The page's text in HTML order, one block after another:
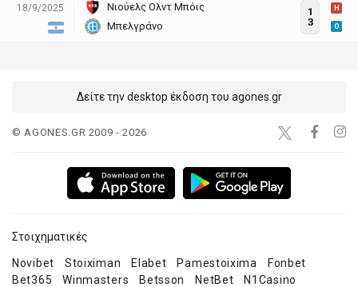
18/9/2025
Νιούελς Ολντ Μπόις
Μπελγράνο
1
3
H
O
Δείτε την desktop έκδοση του agones.gr
© AGONES.GR 2009 - 2026
Στοιχηματικές
Novibet Stoiximan Elabet Pamestoixima
Fonbet
Bet365
Winmasters Betsson NetBet N1Casino